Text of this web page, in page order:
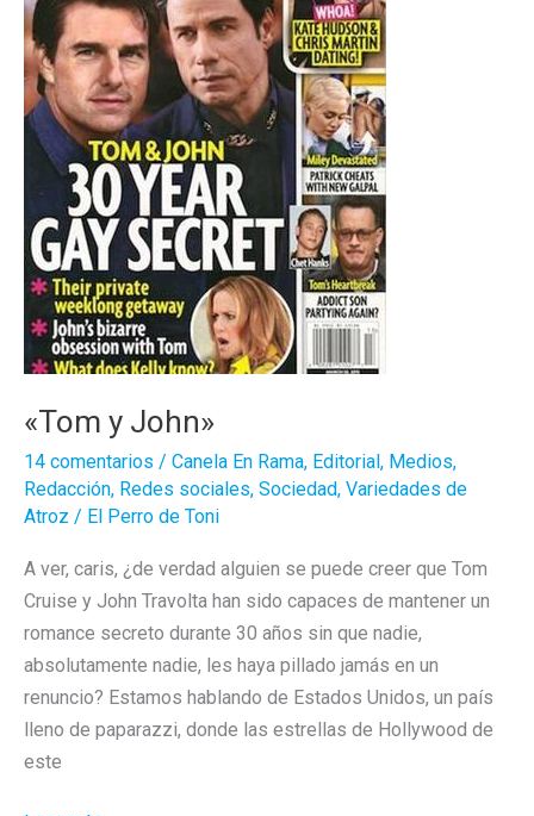
«Tom y John»
14 comentarios / Canela En Rama, Editorial, Medios,
Redacción, Redes sociales, Sociedad, Variedades de
Atroz / El Perro de Toni
A ver, caris, ¿de verdad alguien se puede creer que Tom
Cruise y John Travolta han sido capaces de mantener un
romance secreto durante 30 años sin que nadie,
absolutamente nadie, les haya pillado jamás en un
renuncio? Estamos hablando de Estados Unidos, un país
lleno de paparazzi, donde las estrellas de Hollywood de
este